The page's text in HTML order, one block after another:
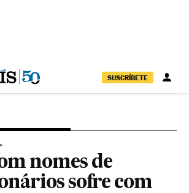
SUSCRÍBETE
nomes de
sofre com